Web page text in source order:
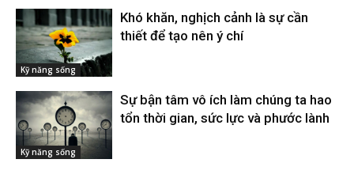
Kỹ năng sống
Khó khăn, nghịch cảnh là sự cần
thiết để tạo nên ý chí
Kỹ năng sống
Sự bận tâm vô ích làm chúng ta hao
tổn thời gian, sức lực và phước lành